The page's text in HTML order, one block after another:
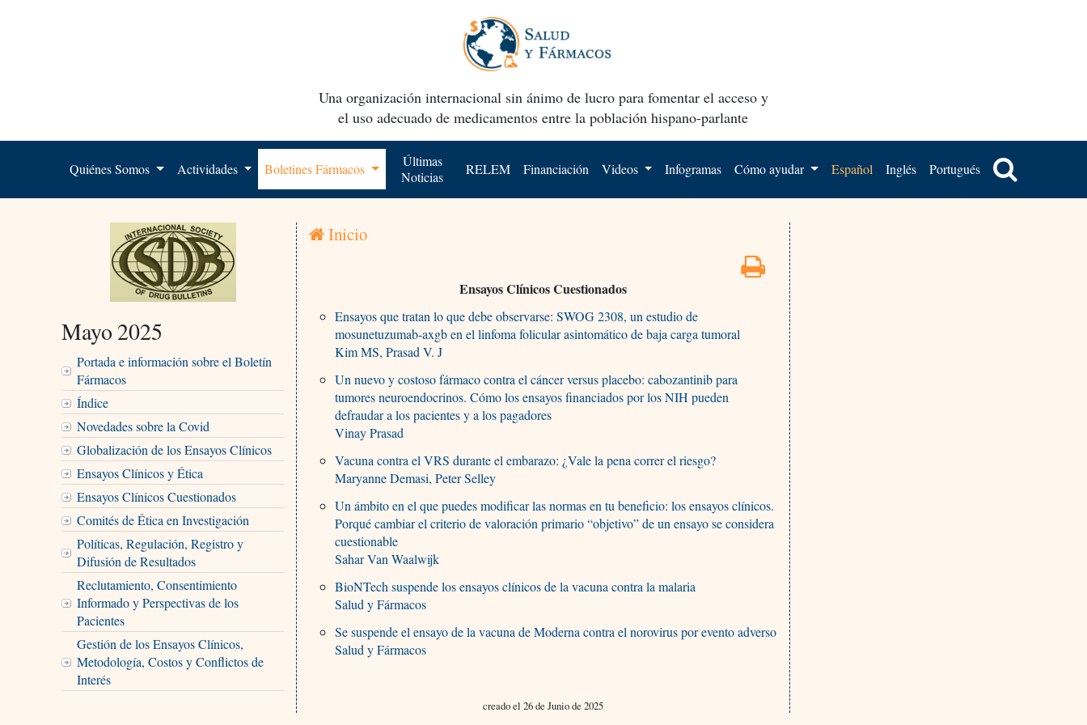
Una organización internacional sin ánimo de lucro para fomentar el acceso y
el uso adecuado de medicamentos entre la población hispano-parlante
Quiénes Somos Actividades Boletines Fármacos
Últimas
Noticias
RELEM Financiación Videos Infogramas Cómo ayudar Español Inglés Portugués
Mayo 2025
Portada e información sobre el Boletín
Fármacos
Índice
Novedades sobre la Covid
Globalización de los Ensayos Clínicos
Ensayos Clínicos y Ética
Ensayos Clínicos Cuestionados
Comités de Ética en Investigación
Políticas, Regulación, Registro y
Difusión de Resultados
Reclutamiento, Consentimiento
Informado y Perspectivas de los
Pacientes
Gestión de los Ensayos Clínicos,
Metodología, Costos y Conflictos de
Interés
Inicio
Ensayos Clínicos Cuestionados
Ensayos que tratan lo que debe observarse: SWOG 2308, un estudio de
mosunetuzumab-axgb en el linfoma folicular asintomático de baja carga tumoral
Kim MS, Prasad V. J
Un nuevo y costoso fármaco contra el cáncer versus placebo: cabozantinib para
tumores neuroendocrinos. Cómo los ensayos financiados por los NIH pueden
defraudar a los pacientes y a los pagadores
Vinay Prasad
Vacuna contra el VRS durante el embarazo: ¿Vale la pena correr el riesgo?
Maryanne Demasi, Peter Selley
Un ámbito en el que puedes modificar las normas en tu beneficio: los ensayos clínicos.
Porqué cambiar el criterio de valoración primario “objetivo” de un ensayo se considera
cuestionable
Sahar Van Waalwijk
BioNTech suspende los ensayos clínicos de la vacuna contra la malaria
Salud y Fármacos
Se suspende el ensayo de la vacuna de Moderna contra el norovirus por evento adverso
Salud y Fármacos
creado el 26 de Junio de 2025